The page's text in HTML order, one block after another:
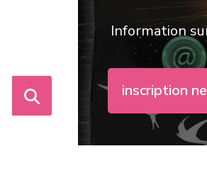
Information
inscription